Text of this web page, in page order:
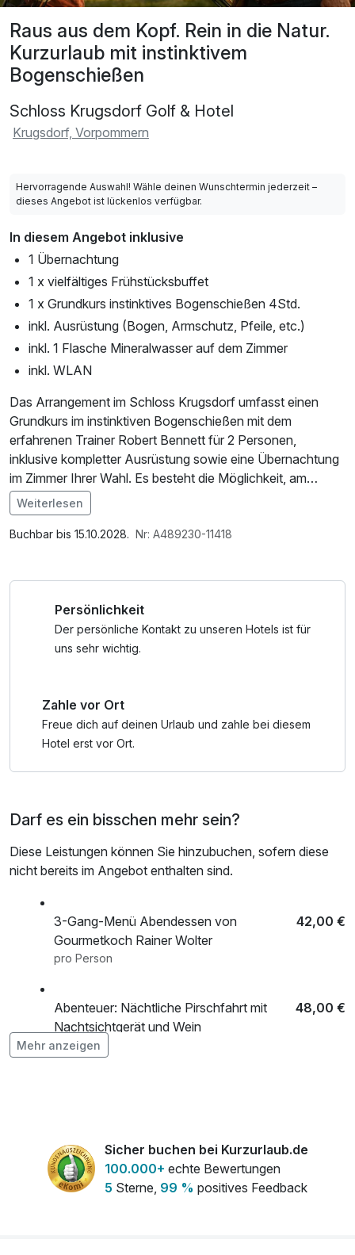
Raus aus dem Kopf. Rein in die Natur.
Kurzurlaub mit instinktivem
Bogenschießen
Schloss Krugsdorf Golf & Hotel
Krugsdorf, Vorpommern
Hervorragende Auswahl! Wähle deinen Wunschtermin jederzeit –
dieses Angebot ist lückenlos verfügbar.
In diesem Angebot inklusive
1 Übernachtung
1 x vielfältiges Frühstücksbuffet
1 x Grundkurs instinktives Bogenschießen 4Std.
inkl. Ausrüstung (Bogen, Armschutz, Pfeile, etc.)
inkl. 1 Flasche Mineralwasser auf dem Zimmer
inkl. WLAN
Das Arrangement im Schloss Krugsdorf umfasst einen
Grundkurs im instinktiven Bogenschießen mit dem
erfahrenen Trainer Robert Bennett für 2 Personen,
inklusive kompletter Ausrüstung sowie eine Übernachtung
im Zimmer Ihrer Wahl. Es besteht die Möglichkeit, am
Folgetag Tagesschießen auf dem nahegelegenen 3D-
Parcours hinzuzubuchen.
auskommt. Der Kurs wird von Robert Bennett geleitet,
einem erfahrenen Trainer, der individuell auf die Teilnehmer
Die notwendige Ausrüstung (Bogen, Armschutz, Pfeile,
etc.) wird für beide Teilnehmer gestellt.
Atmosphäre und historischen Charme besticht.
Dieses Angebot verbindet die entspannende und zugleich
herausfordernde Freizeitaktivität des Bogenschießens mit
Schlossumgebung. Es ist ideal für Paare oder Freunde, die
gemeinsam ein neues Erlebnis entdecken möchten, aktiv
sein wollen und zugleich Wert auf einen stilvollen Rahmen
Im Angebot enthalten
1 Flasche Mineralwasser, W-LAN Nutzung /
Weiterlesen
Buchbar bis 15.10.2028. Nr: A489230-11418
Persönlichkeit
Der persönliche Kontakt zu unseren Hotels ist für
uns sehr wichtig.
Zahle vor Ort
Freue dich auf deinen Urlaub und zahle bei diesem
Hotel erst vor Ort.
Darf es ein bisschen mehr sein?
Diese Leistungen können Sie hinzubuchen, sofern diese
nicht bereits im Angebot enthalten sind.
3-Gang-Menü Abendessen von
Gourmetkoch Rainer Wolter
42,00 €
pro Person
Abenteuer: Nächtliche Pirschfahrt mit
Nachtsichtgerät und Wein
48,00 €
Candle-Light-Dinner in 4 Gängen von
Gourmetkoch Rainer Wolter
49,00 €
Mehr anzeigen
Sicher buchen bei Kurzurlaub.de
100.000+ echte Bewertungen
5 Sterne, 99 % positives Feedback